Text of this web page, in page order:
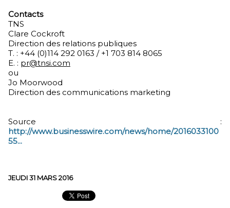
Contacts
TNS
Clare Cockroft
Direction des relations publiques
T. : +44 (0)114 292 0163 / +1 703 814 8065
E. : pr@tnsi.com
ou
Jo Moorwood
Direction des communications marketing
Source :
http://www.businesswire.com/news/home/2016033100
55...
JEUDI 31 MARS 2016